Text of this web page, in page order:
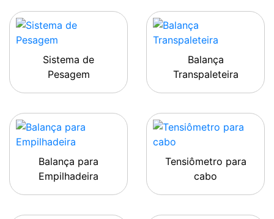
Sistema de
Pesagem
Balança
Transpaleteira
Balança para
Empilhadeira
Tensiômetro para
cabo